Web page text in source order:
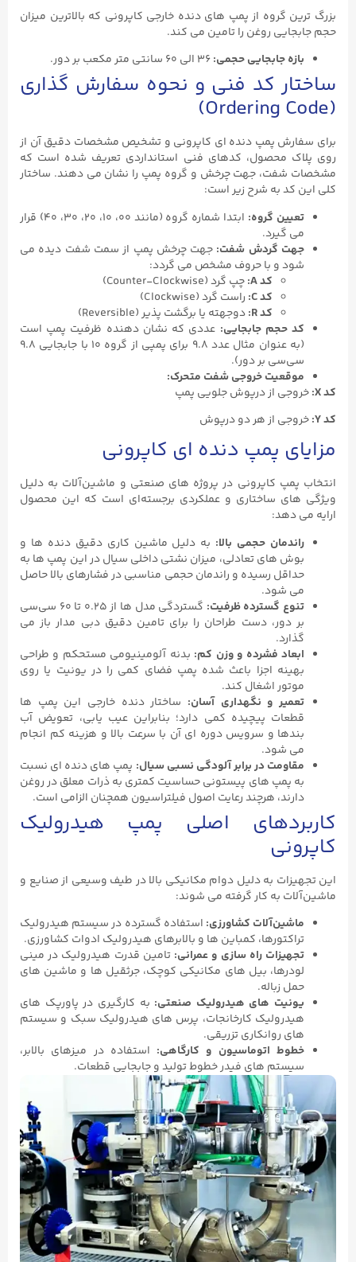
بزرگ ‌ترین گروه از پمپ ‌های دنده خارجی کاپرونی که بالاترین میزان
حجم جابجایی روغن را تامین می ‌کند.
بازه جابجایی حجمی:
ساختار کد فنی و نحوه سفارش ‌گذاری
(Ordering Code)
برای سفارش پمپ دنده ‌ای کاپرونی و تشخیص مشخصات دقیق آن از
روی پلاک محصول، کدهای فنی استانداردی تعریف شده است که
مشخصات شفت، جهت چرخش و گروه پمپ را نشان می ‌دهند. ساختار
کلی این کد به شرح زیر است:
تعیین گروه:
ابتدا شماره گروه (مانند ۰۰، ۱۰، ۲۰، ۳۰، ۴۰) قرار
می ‌گیرد.
جهت گردش شفت: جهت چرخش پمپ از سمت شفت دیده می
‌شود و با حروف مشخص می ‌گردد:
کد
چپ‌ گرد (Counter-Clockwise)
کد
راست‌ گرد (Clockwise)
کد
دوجهته یا برگشت‌ پذیر (Reversible)
کد حجم جابجایی: عددی که نشان‌ دهنده ظرفیت پمپ است
(به عنوان مثال عدد ۹.۸ برای پمپی از گروه ۱۰ با جابجایی ۹.۸
سی‌سی بر دور).
موقعیت خروجی شفت متحرک:
کد
خروجی از درپوش جلویی پمپ
کد
خروجی از هر دو درپوش
مزایای پمپ دنده ‌ای کاپرونی
انتخاب پمپ کاپرونی در پروژه ‌های صنعتی و ماشین‌آلات به دلیل
ویژگی‌ های ساختاری و عملکردی برجسته‌ای است که این محصول
ارایه می ‌دهد:
راندمان حجمی بالا: به دلیل ماشین‌ کاری دقیق دنده ‌ها و
بوش‌ های تعادلی، میزان نشتی داخلی سیال در این پمپ‌ ها به
حداقل رسیده و راندمان حجمی مناسبی در فشارهای بالا حاصل
می ‌شود.
تنوع گسترده ظرفیت:
گستردگی مدل ‌ها از ۰.۲۵ تا ۶۰ سی‌سی
بر دور، دست طراحان را برای تامین دقیق دبی مدار باز می‌
گذارد.
ابعاد فشرده و وزن کم: بدنه آلومینیومی مستحکم و طراحی
بهینه اجزا باعث شده پمپ فضای کمی را در یونیت یا روی
موتور اشغال کند.
تعمیر و نگهداری آسان: ساختار دنده خارجی این پمپ ‌ها
قطعات پیچیده کمی دارد؛ بنابراین عیب ‌یابی، تعویض آب
‌بندها و سرویس دوره ای آن با سرعت بالا و هزینه کم انجام
می ‌شود.
مقاومت در برابر آلودگی نسبی سیال: پمپ‌ های دنده‌ ای نسبت
به پمپ ‌های پیستونی حساسیت کمتری به ذرات معلق در روغن
دارند، هرچند رعایت اصول فیلتراسیون همچنان الزامی است.
کاربردهای اصلی پمپ هیدرولیک
کاپرونی
این تجهیزات به دلیل دوام مکانیکی بالا در طیف وسیعی از صنایع و
ماشین‌آلات به کار گرفته می ‌شوند:
ماشین‌آلات کشاورزی: استفاده گسترده در سیستم هیدرولیک
تراکتورها، کمباین‌ ها و بالابرهای هیدرولیک ادوات کشاورزی.
تجهیزات راه سازی و عمرانی: تامین قدرت هیدرولیک در مینی
‌لودرها، بیل‌ های مکانیکی کوچک، جرثقیل‌ ها و ماشین‌ های
حمل زباله.
یونیت‌ های هیدرولیک صنعتی: به ‌کارگیری در پاورپک ‌های
هیدرولیک کارخانجات، پرس ‌های هیدرولیک سبک و سیستم
‌های روانکاری تزریقی.
خطوط اتوماسیون و کارگاهی: استفاده در میزهای بالابر،
سیستم ‌های فیدر خطوط تولید و جابجایی قطعات.